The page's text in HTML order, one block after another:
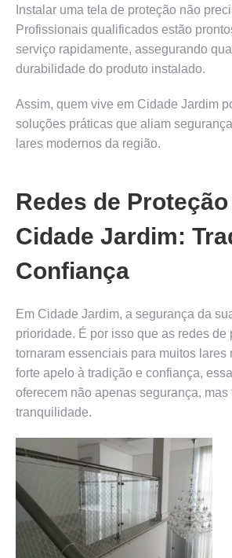
Instalar uma tela de proteção não
Profissionais qualificados estão
serviço rapidamente, assegurando
durabilidade do produto instalado.
Assim, quem vive em Cidade Jardim
soluções práticas que aliam
lares modernos da região.
Redes de Proteção
Cidade Jardim:
Confiança
Em Cidade Jardim, a segurança da
prioridade. É por isso que as redes de
tornaram essenciais para muitos lares
forte apelo à tradição e confiança,
oferecem não apenas segurança, mas
tranquilidade.